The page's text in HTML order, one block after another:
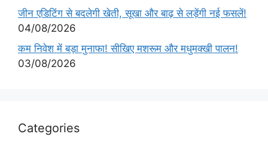
जीन एडिटिंग से बदलेगी खेती, सूखा और बाढ़ से लड़ेंगी नई फसलें!
04/08/2026
कम निवेश में बड़ा मुनाफा! सीखिए मशरूम और मधुमक्खी पालन!
03/08/2026
Categories